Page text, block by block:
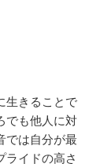
生きることで
でも他人に対
では自分が最
ライドの高さ